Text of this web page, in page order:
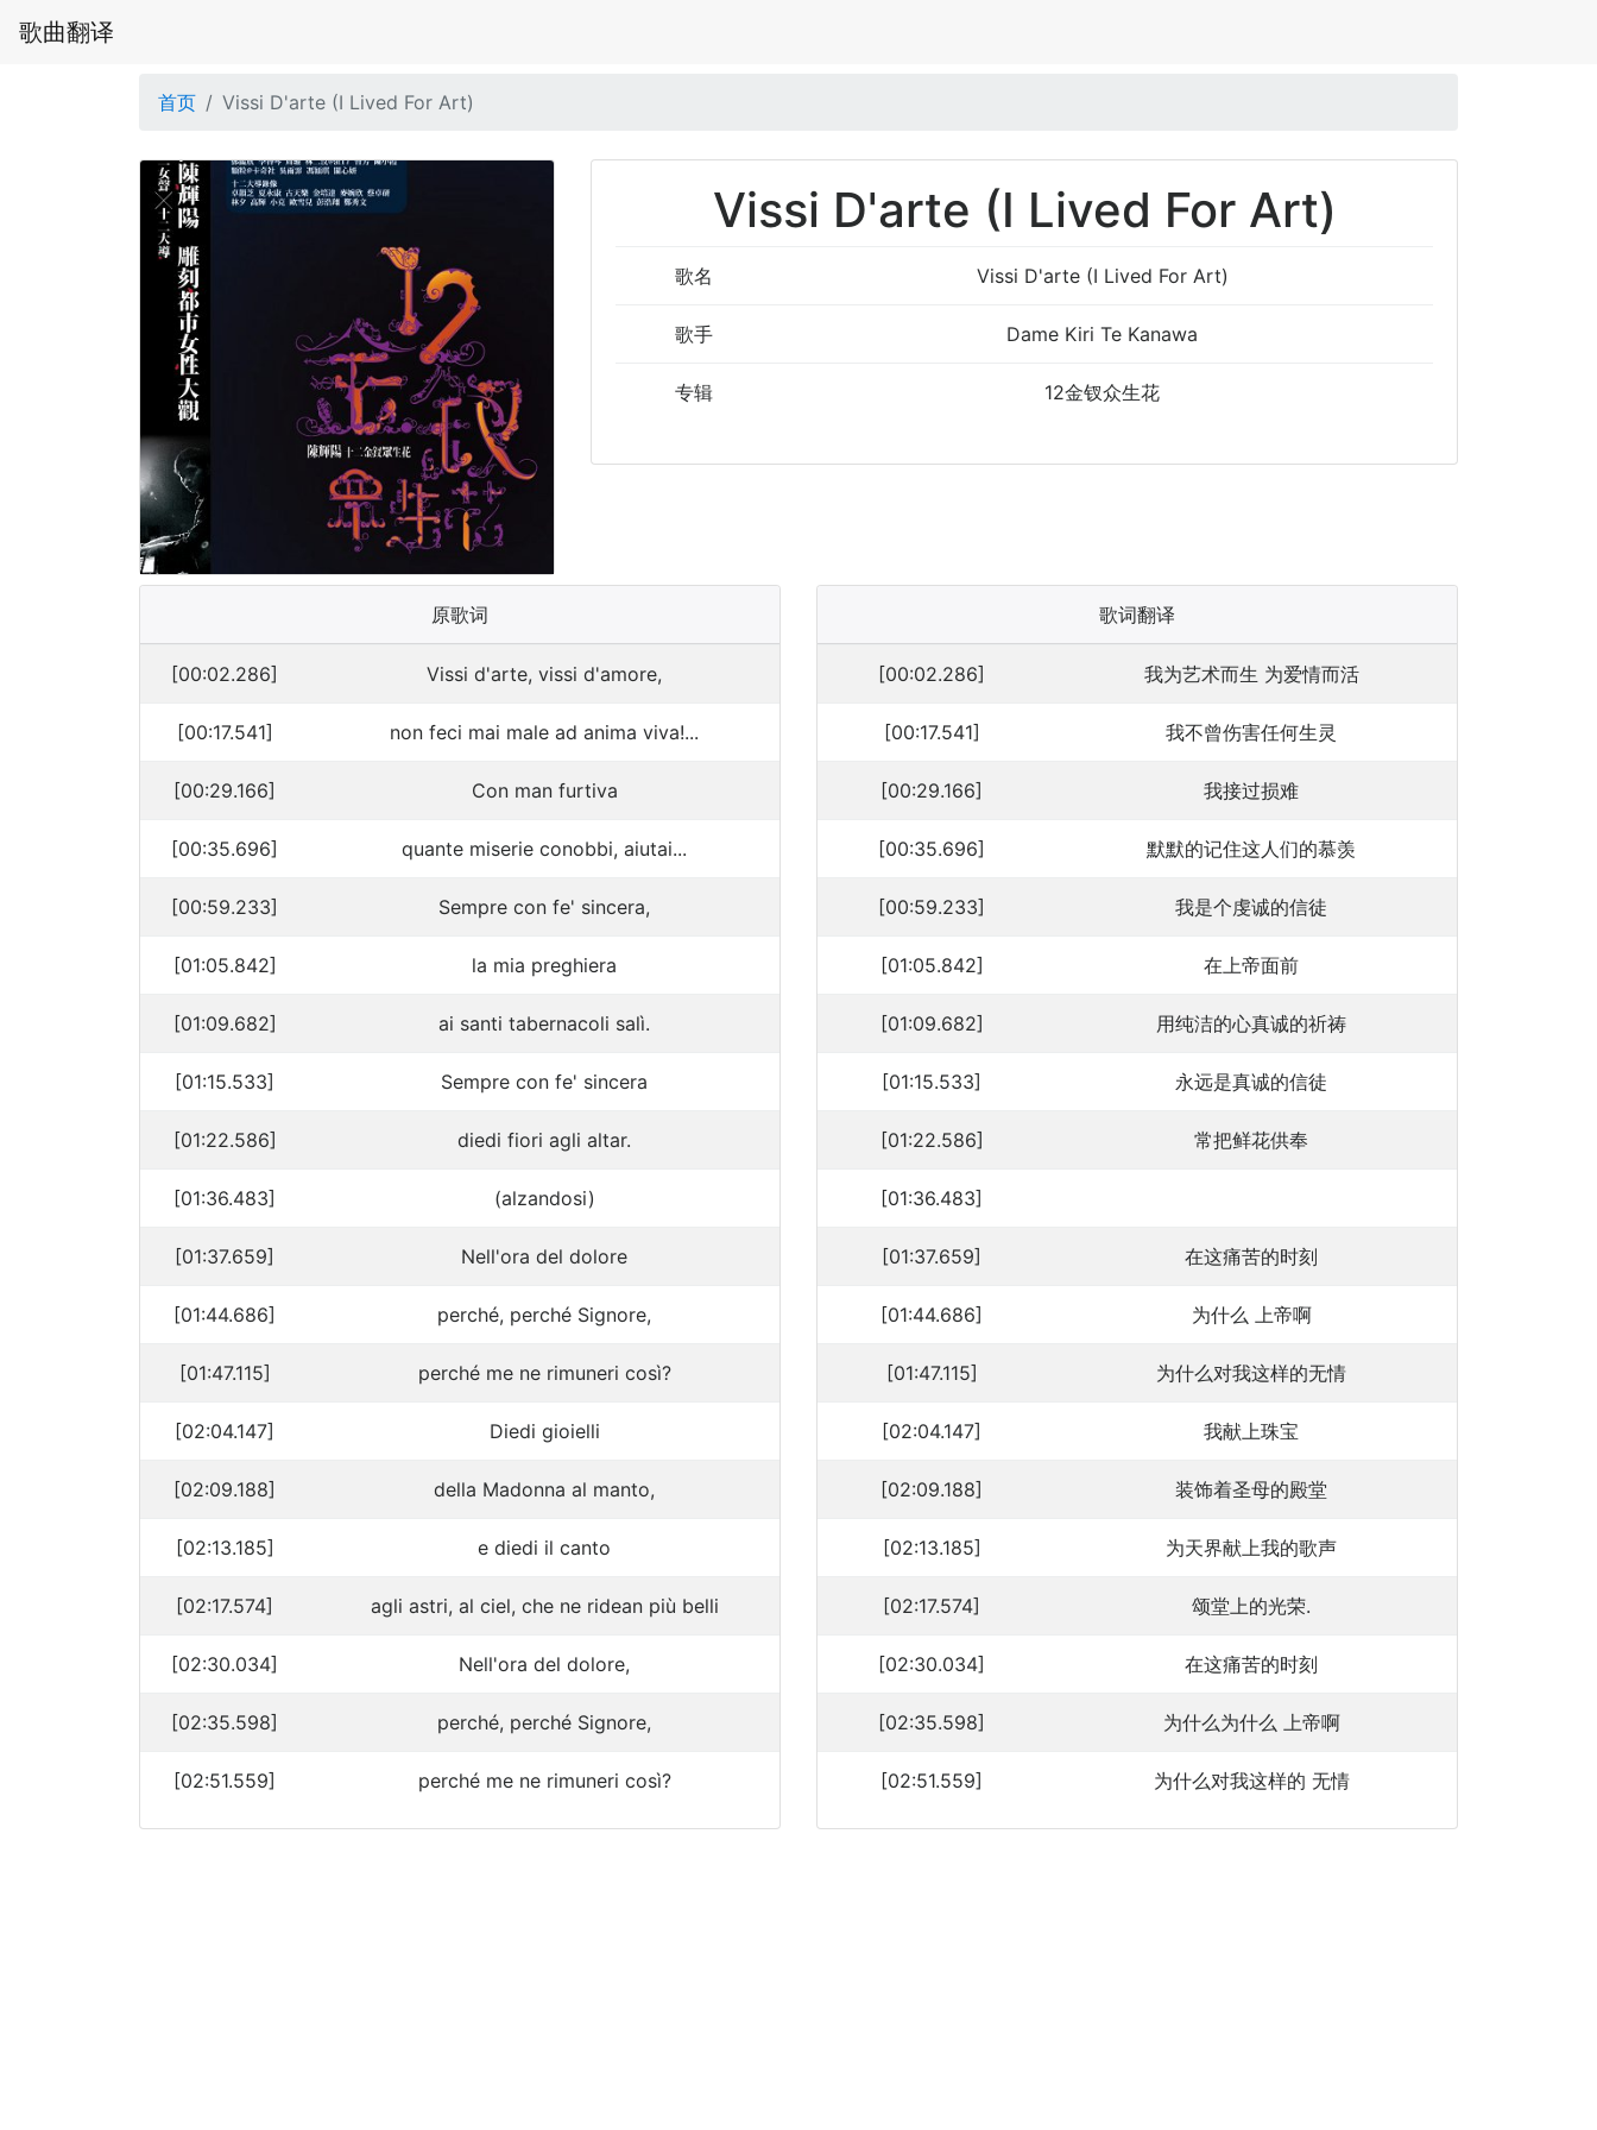
歌曲翻译
首页 Vissi D'arte (I Lived For Art)
Vissi D'arte (I Lived For Art)
歌名 Vissi D'arte (I Lived For Art)
歌手 Dame Kiri Te Kanawa
专辑 12金钗众生花
原歌词
[00:02.286] Vissi d'arte, vissi d'amore,
[00:17.541] non feci mai male ad anima viva!...
[00:29.166] Con man furtiva
[00:35.696] quante miserie conobbi, aiutai...
[00:59.233] Sempre con fe' sincera,
[01:05.842] la mia preghiera
[01:09.682] ai santi tabernacoli salì.
[01:15.533] Sempre con fe' sincera
[01:22.586] diedi fiori agli altar.
[01:36.483] (alzandosi)
[01:37.659] Nell'ora del dolore
[01:44.686] perché, perché Signore,
[01:47.115] perché me ne rimuneri così?
[02:04.147] Diedi gioielli
[02:09.188] della Madonna al manto,
[02:13.185] e diedi il canto
[02:17.574] agli astri, al ciel, che ne ridean più belli
[02:30.034] Nell'ora del dolore,
[02:35.598] perché, perché Signore,
[02:51.559] perché me ne rimuneri così?
歌词翻译
[00:02.286] 我为艺术而生 为爱情而活
[00:17.541] 我不曾伤害任何生灵
[00:29.166] 我接过损难
[00:35.696] 默默的记住这人们的慕羡
[00:59.233] 我是个虔诚的信徒
[01:05.842] 在上帝面前
[01:09.682] 用纯洁的心真诚的祈祷
[01:15.533] 永远是真诚的信徒
[01:22.586] 常把鲜花供奉
[01:36.483]
[01:37.659] 在这痛苦的时刻
[01:44.686] 为什么 上帝啊
[01:47.115] 为什么对我这样的无情
[02:04.147] 我献上珠宝
[02:09.188] 装饰着圣母的殿堂
[02:13.185] 为天界献上我的歌声
[02:17.574] 颂堂上的光荣.
[02:30.034] 在这痛苦的时刻
[02:35.598] 为什么为什么 上帝啊
[02:51.559] 为什么对我这样的 无情